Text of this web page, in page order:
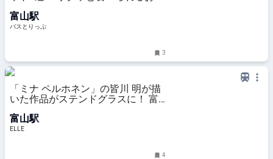
ックアップ
富山駅
バスとりっぷ
3
「ミナ ペルホネン」の皆川 明が描
いた作品がステンドグラスに！ 富
富山駅
ELLE
4